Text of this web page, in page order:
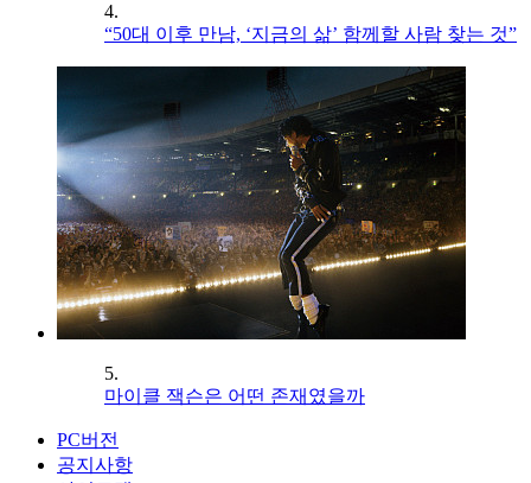
4.
“50대 이후 만남, ‘지금의 삶’ 함께할 사람 찾는 것”
5.
마이클 잭슨은 어떤 존재였을까
PC버전
공지사항